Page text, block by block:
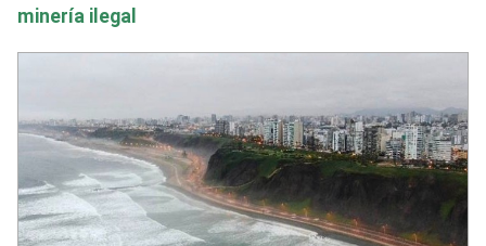
minería ilegal